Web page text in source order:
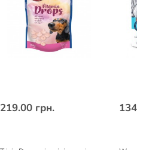
219.00 грн.